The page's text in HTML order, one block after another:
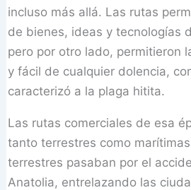
incluso más allá. Las rutas
de bienes, ideas y tecnologías
pero por otro lado, permitieron
y fácil de cualquier dolencia,
caracterizó a la plaga hitita.
Las rutas comerciales de esa
tanto terrestres como
terrestres pasaban por el
Anatolia, entrelazando las